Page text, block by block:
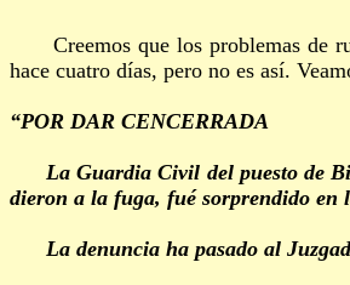
Creemos que los problemas de
hace cuatro días, pero no es así.
“POR DAR CENCERRADA
La Guardia Civil del puesto de
dieron a la fuga, fué sorprendido en
La denuncia ha pasado al